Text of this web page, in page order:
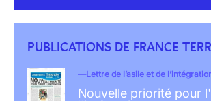
PUBLICATIONS DE FRANCE
Lettre de l’asile et de
Nouvelle priorité pour